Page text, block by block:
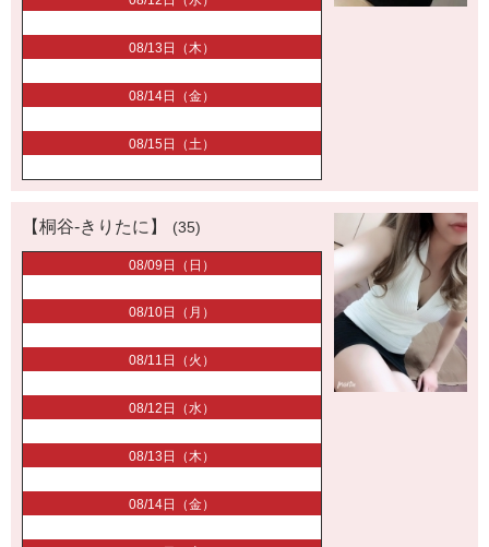
08/13日（木）
08/14日（金）
08/15日（土）
【桐谷-きりたに】 (35)
08/09日（日）
08/10日（月）
08/11日（火）
08/12日（水）
08/13日（木）
08/14日（金）